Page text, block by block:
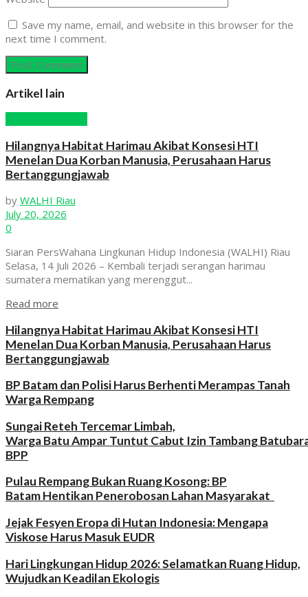
Save my name, email, and website in this browser for the
next time I comment.
Artikel lain
Hilangnya Habitat Harimau Akibat Konsesi HTI
Menelan Dua Korban Manusia, Perusahaan Harus
Bertanggungjawab
by WALHI Riau
July 20, 2026
0
Siaran PersWahana Lingkunan Hidup Indonesia (WALHI) Riau
Selasa, 14 Juli 2026 – Kembali terjadi serangan harimau
sumatera mematikan yang merenggut...
Read more
Hilangnya Habitat Harimau Akibat Konsesi HTI
Menelan Dua Korban Manusia, Perusahaan Harus
Bertanggungjawab
BP Batam dan Polisi Harus Berhenti Merampas Tanah
Warga Rempang
Sungai Reteh Tercemar Limbah,
Warga Batu Ampar Tuntut Cabut Izin Tambang
BPP
Pulau Rempang Bukan Ruang Kosong: BP
Batam Hentikan Penerobosan Lahan Masyarakat
Jejak Fesyen Eropa di Hutan Indonesia: Mengapa
Viskose Harus Masuk EUDR
Hari Lingkungan Hidup 2026: Selamatkan Ruang Hidup,
Wujudkan Keadilan Ekologis